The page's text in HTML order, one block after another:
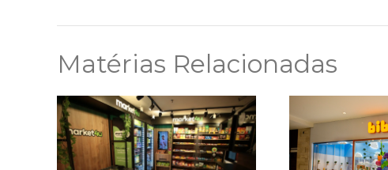
Matérias Relacionadas